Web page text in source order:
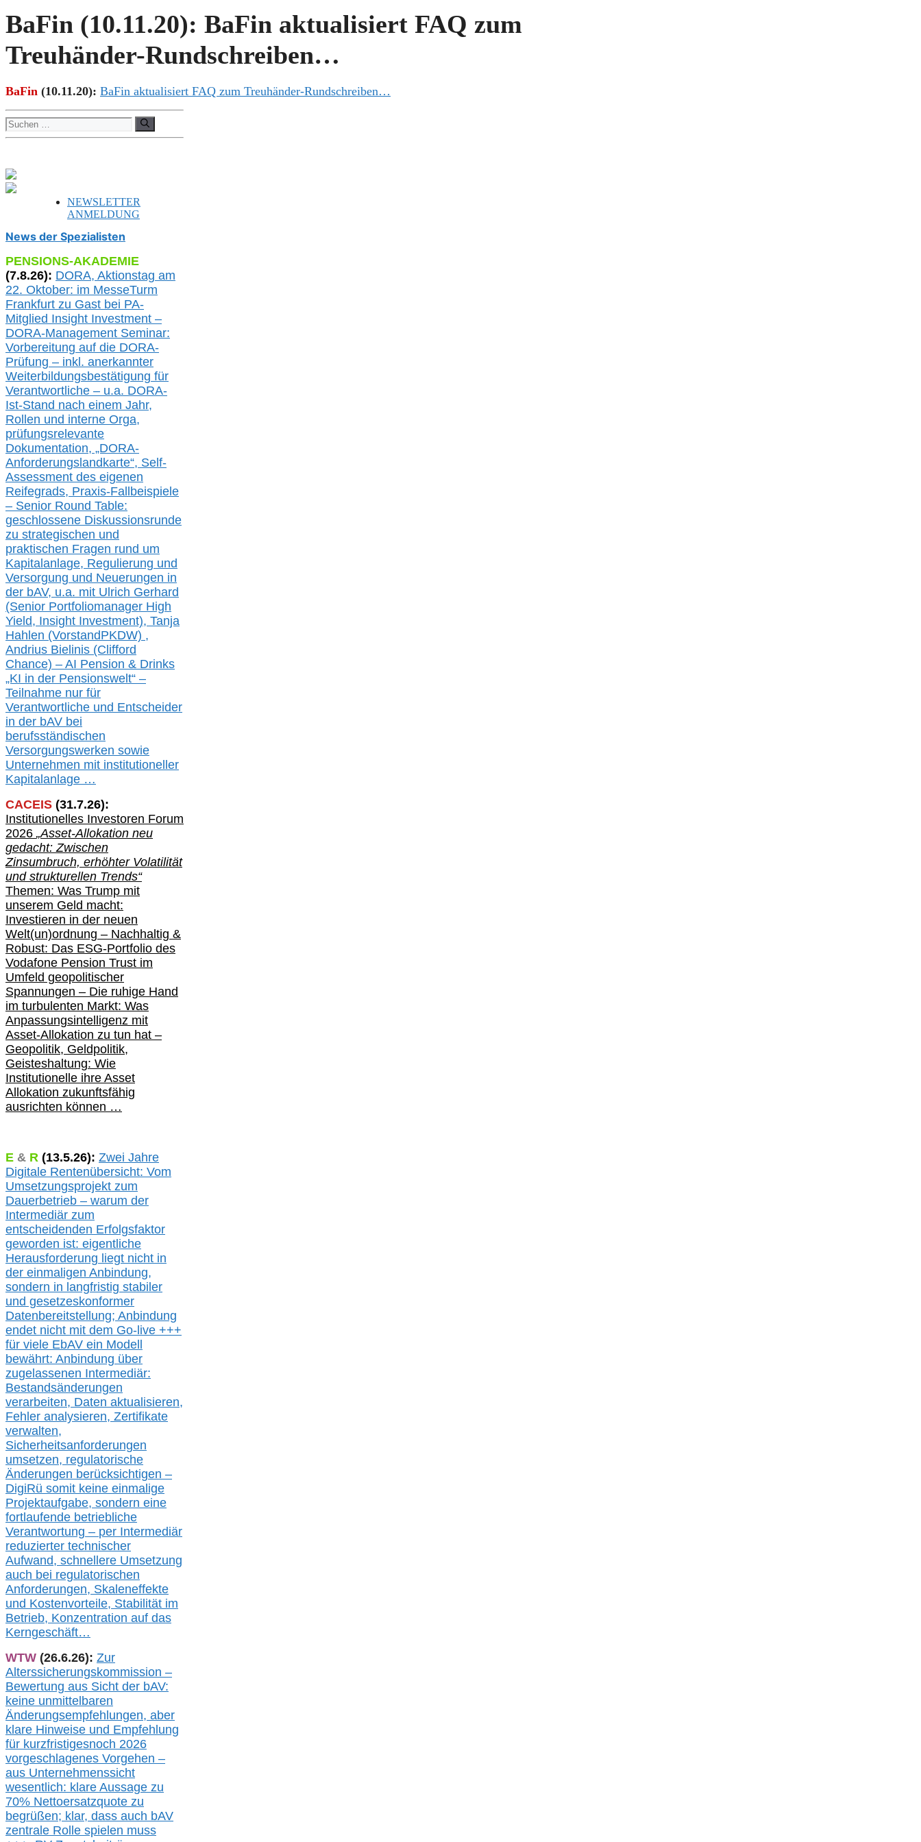
BaFin (10.11.20): BaFin aktualisiert FAQ zum
Treuhänder-Rundschreiben…
BaFin (10.11.20): BaFin aktualisiert FAQ zum Treuhänder-Rundschreiben…
Suchen
nach:
NEWSLETTER
ANMELDUNG
News der Spezialisten
PENSIONS-AKADEMIE
(7.8.26): DORA, Aktionstag am
22. Oktober: im MesseTurm
Frankfurt zu Gast bei PA-
Mitglied Insight Investment –
DORA-Management Seminar:
Vorbereitung auf die DORA-
Prüfung – inkl. anerkannter
Weiterbildungsbestätigung für
Verantwortliche – u.a. DORA-
Ist-Stand nach einem Jahr,
Rollen und interne Orga,
prüfungsrelevante
Dokumentation, „DORA-
Anforderungslandkarte“, Self-
Assessment des eigenen
Reifegrads, Praxis-Fallbeispiele
– Senior Round Table:
geschlossene Diskussionsrunde
zu strategischen und
praktischen Fragen rund um
Kapitalanlage, Regulierung und
Versorgung und Neuerungen in
der bAV, u.a. mit Ulrich Gerhard
(Senior Portfoliomanager High
Yield, Insight Investment), Tanja
Hahlen (VorstandPKDW) ,
Andrius Bielinis (Clifford
Chance) – AI Pension & Drinks
„KI in der Pensionswelt“ –
Teilnahme nur für
Verantwortliche und Entscheider
in der bAV bei
berufsständischen
Versorgungswerken sowie
Unternehmen mit institutioneller
Kapitalanlage …
CACEIS (31.7.26):
Institutionelles Investoren Forum
2026 „Asset-Allokation neu
gedacht: Zwischen
Zinsumbruch, erhöhter Volatilität
und strukturellen Trends“
Themen: Was Trump mit
unserem Geld macht:
Investieren in der neuen
Welt(un)ordnung – Nachhaltig &
Robust: Das ESG-Portfolio des
Vodafone Pension Trust im
Umfeld geopolitischer
Spannungen – Die ruhige Hand
im turbulenten Markt: Was
Anpassungsintelligenz mit
Asset-Allokation zu tun hat –
Geopolitik, Geldpolitik,
Geisteshaltung: Wie
Institutionelle ihre Asset
Allokation zukunftsfähig
ausrichten können …
E & R (13.5.26): Zwei Jahre
Digitale Rentenübersicht: Vom
Umsetzungsprojekt zum
Dauerbetrieb – warum der
Intermediär zum
entscheidenden Erfolgsfaktor
geworden ist: eigentliche
Herausforderung liegt nicht in
der einmaligen Anbindung,
sondern in langfristig stabiler
und gesetzeskonformer
Datenbereitstellung; Anbindung
endet nicht mit dem Go-live +++
für viele EbAV ein Modell
bewährt: Anbindung über
zugelassenen Intermediär:
Bestandsänderungen
verarbeiten, Daten aktualisieren,
Fehler analysieren, Zertifikate
verwalten,
Sicherheitsanforderungen
umsetzen, regulatorische
Änderungen berücksichtigen –
DigiRü somit keine einmalige
Projektaufgabe, sondern eine
fortlaufende betriebliche
Verantwortung – per Intermediär
reduzierter technischer
Aufwand, schnellere Umsetzung
auch bei regulatorischen
Anforderungen, Skaleneffekte
und Kostenvorteile, Stabilität im
Betrieb, Konzentration auf das
Kerngeschäft…
WTW (26.6.26): Zur
Alterssicherungskommission –
Bewertung aus Sicht der bAV:
keine unmittelbaren
Änderungsempfehlungen, aber
klare Hinweise und Empfehlung
für kurzfristigesnoch 2026
vorgeschlagenes Vorgehen –
aus Unternehmenssicht
wesentlich: klare Aussage zu
70% Nettoersatzquote zu
begrüßen; klar, dass auch bAV
zentrale Rolle spielen muss